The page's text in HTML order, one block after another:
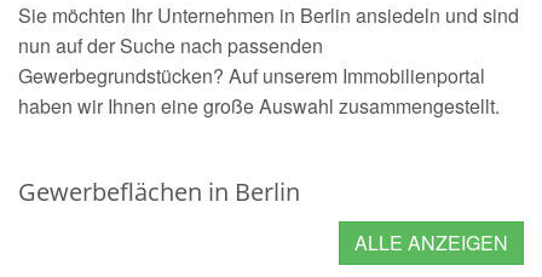
Sie möchten Ihr Unternehmen in Berlin ansiedeln und sind
nun auf der Suche nach passenden
Gewerbegrundstücken? Auf unserem Immobilienportal
haben wir Ihnen eine große Auswahl zusammengestellt.
Gewerbeflächen in Berlin
ALLE ANZEIGEN